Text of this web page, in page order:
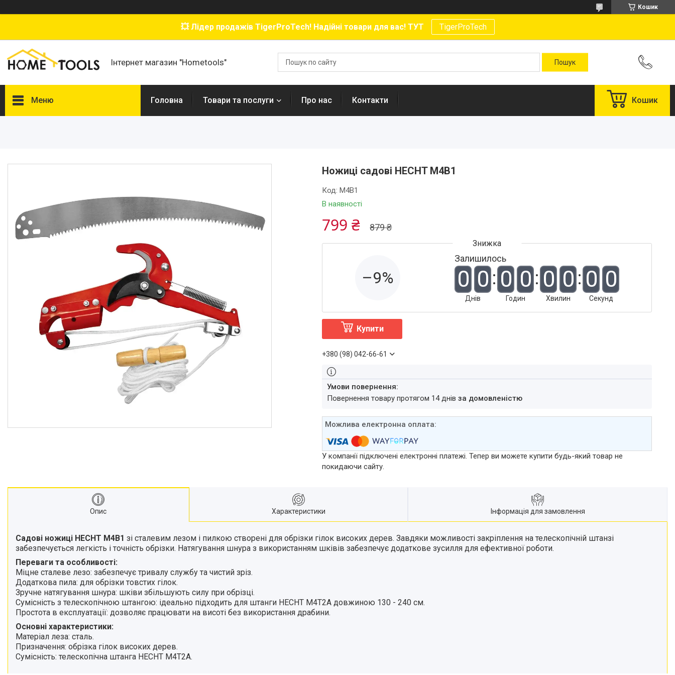
Кошик
💥 Лідер продажів TigerProTech! Надійні товари для вас! ТУТ TigerProTech
Інтернет магазин "Hometools"
Меню Головна Товари та послуги Про нас Контакти Кошик
Ножиці садові HECHT M4B1
В наявності
Код:M4B1
879 ₴
799 ₴
–9%
Залишилось
0 0
Днів
0 0
Годин
0 0
Хвилин
0 0
Секунд
Купити
+380 (98) 042-66-61
повернення товару протягом 14 днівза домовленістю
У компанії підключені електронні платежі. Тепер ви можете купити будь-який товар не
покидаючи сайту.
Опис Характеристики Інформація для замовлення
Садові ножиці HECHT M4B1 зі сталевим лезом і пилкою створені для обрізки гілок високих дерев. Завдяки можливості закріплення на телескопічній штанзі
забезпечується легкість і точність обрізки. Натягування шнура з використанням шківів забезпечує додаткове зусилля для ефективної роботи.
Переваги та особливості:
Міцне сталеве лезо: забезпечує тривалу службу та чистий зріз.
Додаткова пила: для обрізки товстих гілок.
Зручне натягування шнура: шківи збільшують силу при обрізці.
Сумісність з телескопічною штангою: ідеально підходить для штанги HECHT M4T2A довжиною 130 - 240 см.
Простота в експлуатації: дозволяє працювати на висоті без використання драбини.
Основні характеристики:
Матеріал леза: сталь.
Призначення: обрізка гілок високих дерев.
Сумісність: телескопічна штанга HECHT M4T2A.